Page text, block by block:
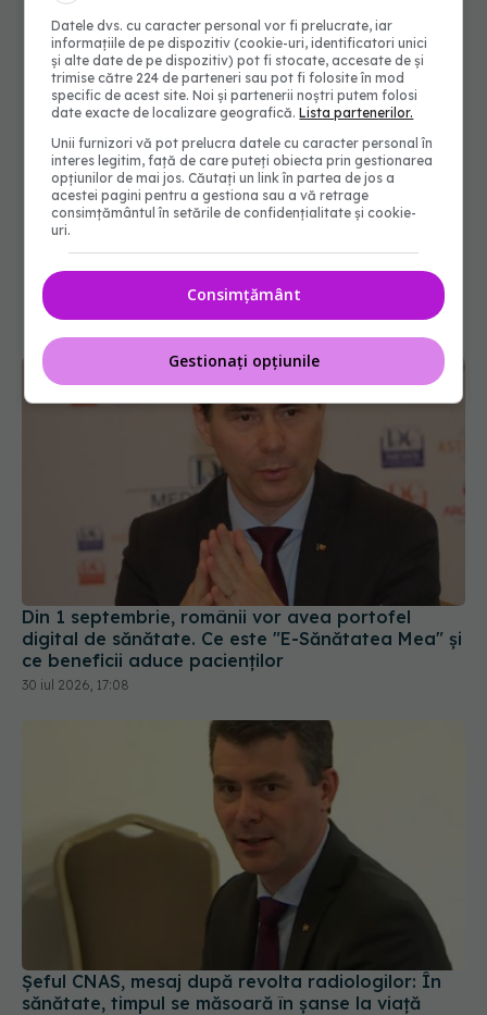
Din 1 septembrie, românii vor avea portofel
digital de sănătate. Ce este "E-Sănătatea Mea" și
ce beneficii aduce pacienților
30 iul 2026, 17:08
Șeful CNAS, mesaj după revolta radiologilor: În
sănătate, timpul se măsoară în șanse la viață
Datele dvs. cu caracter personal vor fi prelucrate, iar
informațiile de pe dispozitiv (cookie-uri, identificatori unici
și alte date de pe dispozitiv) pot fi stocate, accesate de și
trimise către 224 de parteneri sau pot fi folosite în mod
specific de acest site. Noi și partenerii noștri putem folosi
date exacte de localizare geografică.Lista partenerilor.
Unii furnizori vă pot prelucra datele cu caracter personal în
interes legitim, față de care puteți obiecta prin gestionarea
opțiunilor de mai jos. Căutați un link în partea de jos a
acestei pagini pentru a gestiona sau a vă retrage
consimțământul în setările de confidențialitate și cookie-
uri.
Consimțământ
Gestionați opțiunile